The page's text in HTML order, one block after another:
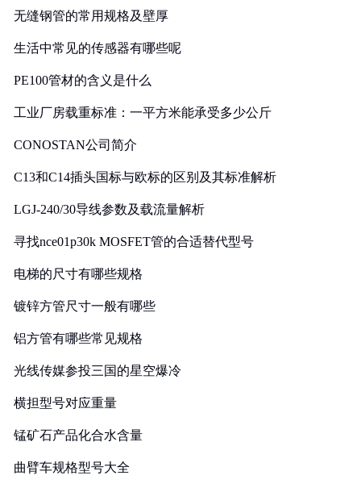
无缝钢管的常用规格及壁厚
生活中常见的传感器有哪些呢
PE100管材的含义是什么
工业厂房载重标准：一平方米能承受多少公斤
CONOSTAN公司简介
C13和C14插头国标与欧标的区别及其标准解析
LGJ-240/30导线参数及载流量解析
寻找nce01p30k MOSFET管的合适替代型号
电梯的尺寸有哪些规格
镀锌方管尺寸一般有哪些
铝方管有哪些常见规格
光线传媒参投三国的星空爆冷
横担型号对应重量
锰矿石产品化合水含量
曲臂车规格型号大全